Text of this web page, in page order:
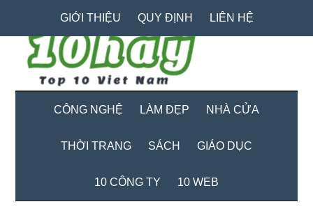
content
secondary
menu
primary
sidebar
GIỚI THIỆU QUY ĐỊNH LIÊN HỆ
CÔNG NGHỆ LÀM ĐẸP NHÀ CỬA
THỜI TRANG SÁCH GIÁO DỤC
10 CÔNG TY 10 WEB